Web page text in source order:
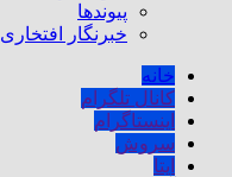
پیوندها
خبرنگار افتخاری
خانه
کانال تلگرام
اینستاگرام
سروش
ایتا